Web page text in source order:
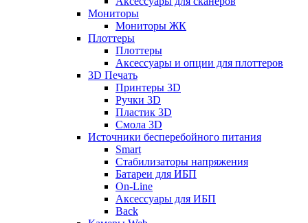
Мониторы
Мониторы ЖК
Плоттеры
Плоттеры
Аксессуары и опции для плоттеров
3D Печать
Принтеры 3D
Ручки 3D
Пластик 3D
Смола 3D
Источники бесперебойного питания
Smart
Стабилизаторы напряжения
Батареи для ИБП
On-Line
Аксессуары для ИБП
Back